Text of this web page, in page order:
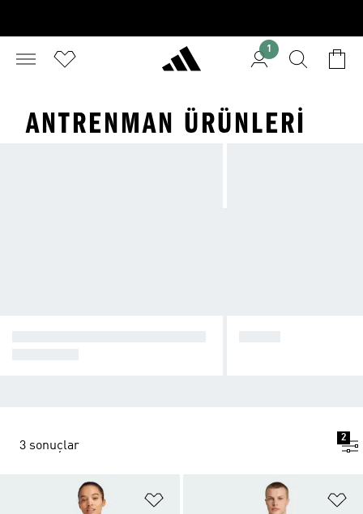
1
ANTRENMAN ÜRÜNLERI
3 sonuçlar
2
Favori Listesine Ekle